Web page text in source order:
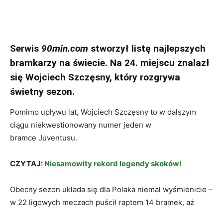
Serwis 90min.com stworzył listę najlepszych
bramkarzy na świecie. Na 24. miejscu znalazł
się Wojciech Szczęsny, który rozgrywa
świetny sezon.
Pomimo upływu lat, Wojciech Szczęsny to w dalszym
ciągu niekwestionowany numer jeden w
bramce Juventusu.
CZYTAJ: Niesamowity rekord legendy skoków!
Obecny sezon układa się dla Polaka niemal wyśmienicie –
w 22 ligowych meczach puścił raptem 14 bramek, aż